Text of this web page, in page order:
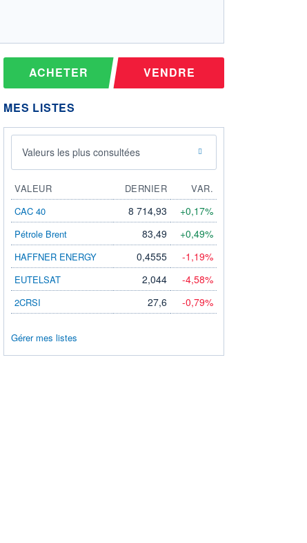
ACHETER VENDRE
MES LISTES
Valeurs les plus consultées
VALEUR DERNIER
VAR.
CAC 40
8 714,93 +0,17%
Pétrole Brent 83,49 +0,49%
HAFFNER ENERGY 0,4555 -1,19%
EUTELSAT 2,044 -4,58%
2CRSI 27,6 -0,79%
Gérer mes listes